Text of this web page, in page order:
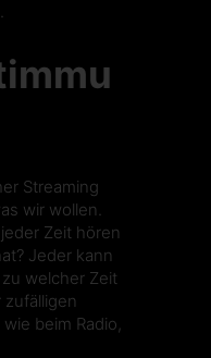
Streaming
wir wollen.
Zeit hören
Jeder kann
welcher Zeit
beim Radio,